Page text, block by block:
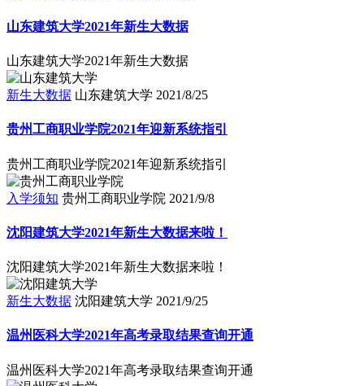
山东建筑大学2021年新生大数据
山东建筑大学2021年新生大数据
新生大数据 山东建筑大学 2021/8/25
贵州工商职业学院2021年迎新系统指引
贵州工商职业学院2021年迎新系统指引
入学须知 贵州工商职业学院 2021/9/8
沈阳建筑大学2021年新生大数据来啦！
沈阳建筑大学2021年新生大数据来啦！
新生大数据 沈阳建筑大学 2021/9/25
温州医科大学2021年高考录取结果查询开通
温州医科大学2021年高考录取结果查询开通